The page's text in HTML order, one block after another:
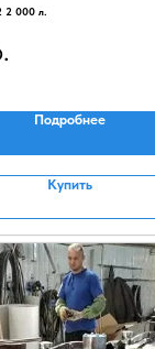
2 000 л.
Подробнее
Купить